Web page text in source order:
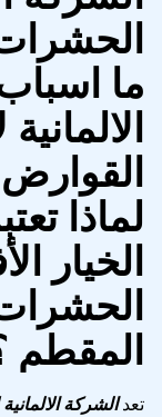
ما
لماذا
الخيار
المقطم
تعدالشركة